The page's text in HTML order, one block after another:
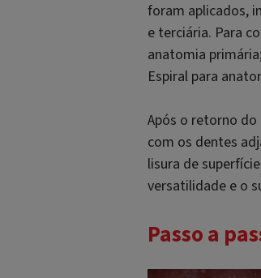
foram aplicados,
e terciária. Para
anatomia
Espiral para
Após o retorno
com os dentes
lisura de
versatilidade e o
Passo a